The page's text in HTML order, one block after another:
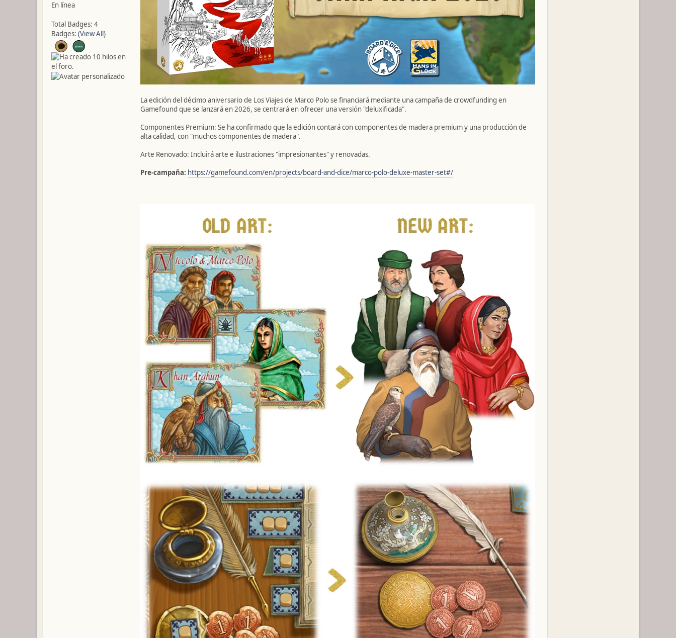
En línea
Total Badges: 4
Badges: (View All)
La edición del décimo aniversario de Los Viajes de Marco Polo se financiará mediante una campaña de crowdfunding en
Gamefound que se lanzará en 2026, se centrará en ofrecer una versión "deluxificada".
Componentes Premium: Se ha confirmado que la edición contará con componentes de madera premium y una producción de
alta calidad, con "muchos componentes de madera".
Arte Renovado: Incluirá arte e ilustraciones "impresionantes" y renovadas.
Pre-campaña: https://gamefound.com/en/projects/board-and-dice/marco-polo-deluxe-master-set#/